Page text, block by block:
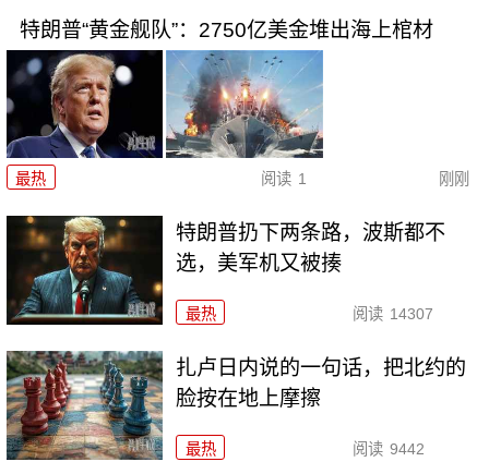
特朗普“黄金舰队”：2750亿美金堆出海上棺材
最热 阅读 1 刚刚
特朗普扔下两条路，波斯都不
选，美军机又被揍
最热 阅读 14307
扎卢日内说的一句话，把北约的
脸按在地上摩擦
最热 阅读 9442